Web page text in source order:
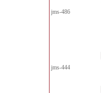
jms-486
jms-444